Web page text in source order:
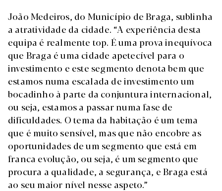
João Medeiros, do Município de Braga, sublinha
a atratividade da cidade. “A experiência desta
equipa é realmente top. É uma prova inequívoca
que Braga é uma cidade apetecível para o
investimento e este segmento denota bem que
estamos numa escalada de investimento um
bocadinho à parte da conjuntura internacional,
ou seja, estamos a passar numa fase de
dificuldades. O tema da habitação é um tema
que é muito sensível, mas que não encobre as
oportunidades de um segmento que está em
franca evolução, ou seja, é um segmento que
procura a qualidade, a segurança, e Braga está
ao seu maior nível nesse aspeto.”